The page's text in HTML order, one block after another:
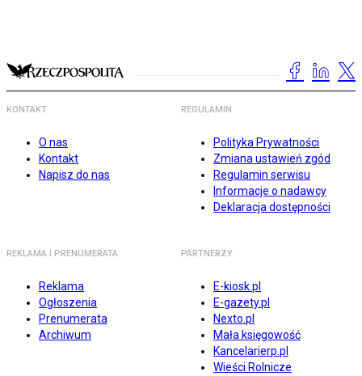
KONTAKT
O nas
Kontakt
Napisz do nas
REGULAMIN
Polityka Prywatności
Zmiana ustawień zgód
Regulamin serwisu
Informacje o nadawcy
Deklaracja dostępności
REKLAMA I PRENUMERATA
Reklama
Ogłoszenia
Prenumerata
Archiwum
PARTNERZY
E-kiosk.pl
E-gazety.pl
Nexto.pl
Mała księgowość
Kancelarierp.pl
Wieści Rolnicze